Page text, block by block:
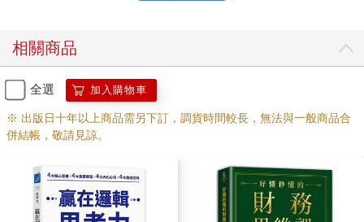
曾經有一位銷售高手也跟我分享類似的觀念。他說很多業務人員
在介紹商品的時候，都喜歡口若懸河介紹一大堆琳瑯滿目的功
能，以及讓人目眩神馳的優點。從一位業務人員的思考邏輯來
看，他們當然希望讓客戶知道商品的優點愈多愈好，如此一來，
才能顯現出自家產品有多麼的優秀，多麼的獨特。但是，就是因
為「琳瑯滿目」，就是因為「目眩神馳」，所以很容易讓客戶聽
過之後記不住！記不住！記不住！
就像我問別人碳酸飲料品牌的第一名是什麼？大家會說可口可
樂。然後第二名會說百事可樂，接著第三名就開始進入春秋戰國
相關商品
全選 加入購物車
※ 出版日十年以上商品需另下訂，調貨時間較長，無法與一般商品合
併結帳，敬請見諒。